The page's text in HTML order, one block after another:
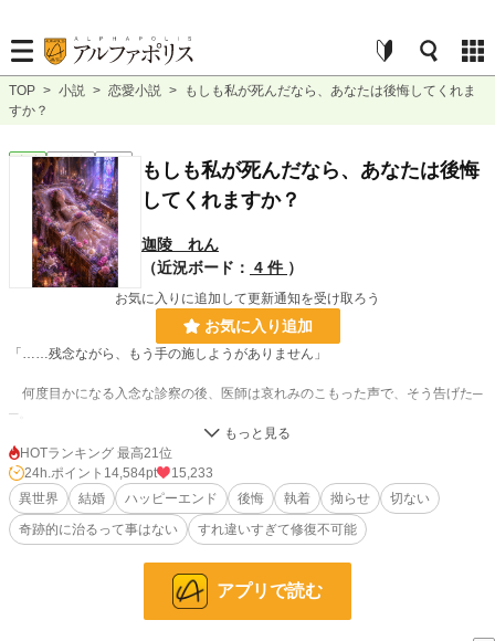
TOP > 小説 > 恋愛小説 >
もしも私が死んだなら、あなたは後悔してくれま
すか？
恋愛 連載中 長編
もしも私が死んだなら、あなたは後悔
してくれますか？
迦陵 れん
（近況ボード： 4 件 ）
お気に入りに追加して更新通知を受け取ろう
お気に入り追加
「……残念ながら、もう手の施しようがありません」
何度目かになる入念な診察の後、医師は哀れみのこもった声で、そう告げた─
─。
♢♢♢
貴族学園で出会った公爵令息のセルディオと、身分の差を乗り越え、幸せな恋愛
結婚をした子爵令嬢のニーナ。
順風満帆な人生を送っていた彼女の身に異変が起きたのは──結婚後、一年と少
ほんの少しのすれ違いから、運命はニーナを残酷な世界へと叩き落とし、お互い
を唯一として愛し合っていたセルディオも、他の女へと目移りするようになる。
HOTランキング 最高21位
24h.ポイント 14,584pt
15,233
異世界
結婚 ハッピーエンド 後悔 執着 拗らせ
切ない
奇跡的に治るって事はない
すれ違いすぎて修復不可能
アプリで読む